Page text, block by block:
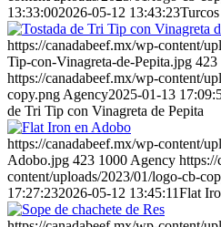
13:33:002026-05-12 13:43:23
https://canadabeef.mx/wp-content/
Tip-con-Vinagreta-de-Pepita.jpg 423
https://canadabeef.mx/wp-content/
copy.png Agency2025-01-13
de Tri Tip con Vinagreta de Pepita
https://canadabeef.mx/wp-content/
Adobo.jpg 423 1000 Agency https://
content/uploads/2023/01/logo-cb-
17:27:232026-05-12 13:45:11Flat